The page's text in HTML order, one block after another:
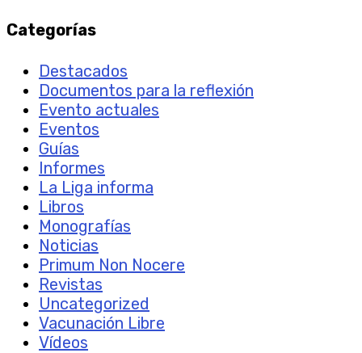
Categorías
Destacados
Documentos para la reflexión
Evento actuales
Eventos
Guías
Informes
La Liga informa
Libros
Monografías
Noticias
Primum Non Nocere
Revistas
Uncategorized
Vacunación Libre
Vídeos